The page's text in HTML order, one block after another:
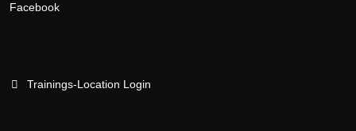
Facebook
Trainings-Location Login